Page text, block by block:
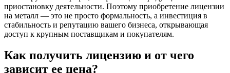
приостановку деятельности. Поэтому приобретение лицензии
на металл — это не просто формальность, а инвестиция в
стабильность и репутацию вашего бизнеса, открывающая
доступ к крупным поставщикам и покупателям.
Как получить лицензию и от чего
зависит ее цена?